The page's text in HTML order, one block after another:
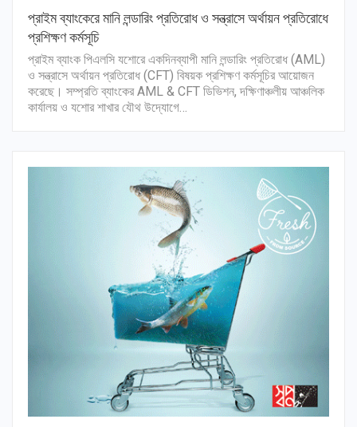
প্রাইম ব্যাংকেরে মানি লন্ডারিং প্রতিরোধ ও সন্ত্রাসে অর্থায়ন প্রতিরোধে
প্রশিক্ষণ কর্মসূচি
প্রাইম ব্যাংক পিএলসি যশোরে একদিনব্যাপী মানি লন্ডারিং প্রতিরোধ (AML)
ও সন্ত্রাসে অর্থায়ন প্রতিরোধ (CFT) বিষয়ক প্রশিক্ষণ কর্মসূচির আয়োজন
করেছে। সম্প্রতি ব্যাংকের AML & CFT ডিভিশন, দক্ষিণাঞ্চলীয় আঞ্চলিক
কার্যালয় ও যশোর শাখার যৌথ উদ্যোগে…